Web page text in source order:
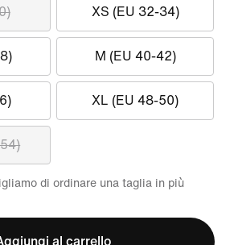
XS (EU 32-34)
M (EU 40-42)
XL (EU 48-50)
di ordinare una taglia in più
al carrello